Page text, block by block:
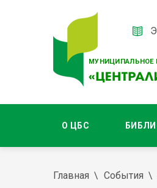
МУНИЦИПАЛЬНОЕ
О ЦБС
Главная События